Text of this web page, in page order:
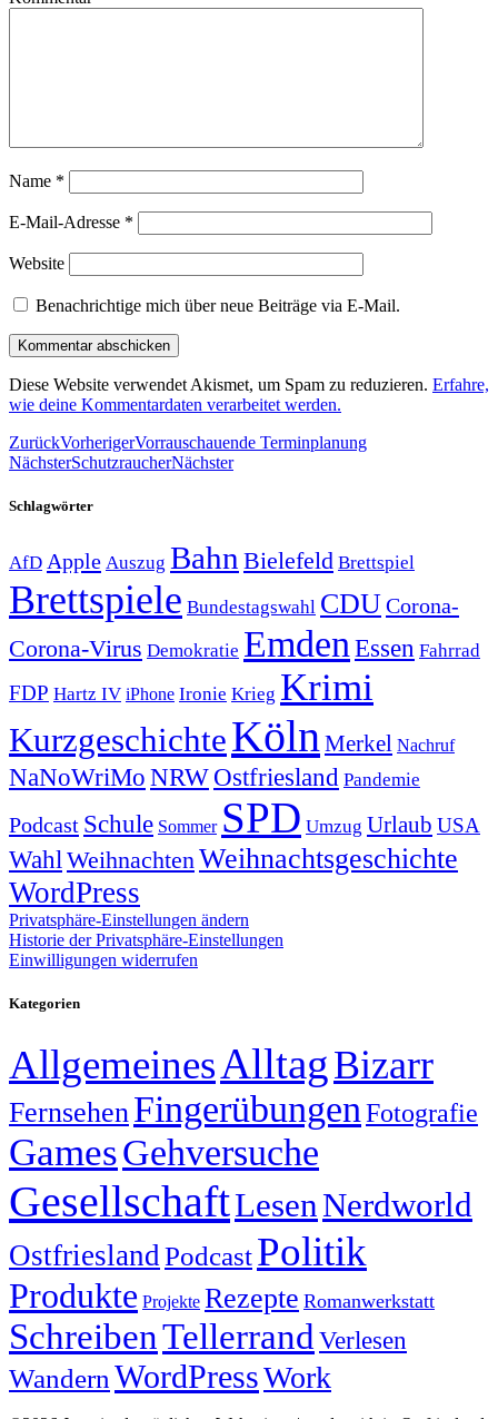
Name *
E-Mail-Adresse *
Website
Benachrichtige mich über neue Beiträge via E-Mail.
Diese Website verwendet Akismet, um Spam zu reduzieren. Erfahre,
wie deine Kommentardaten verarbeitet werden.
ZurückVorherigerVorrauschauende Terminplanung
NächsterSchutzraucherNächster
Schlagwörter
AfD Apple Auszug Bahn Bielefeld Brettspiel
Brettspiele Bundestagswahl CDUCorona-
Corona-Virus Demokratie Emden Essen Fahrrad
FDP Hartz IV iPhone Ironie Krieg Krimi
KurzgeschichteKölnMerkel Nachruf
NaNoWriMo NRWOstfriesland Pandemie
Podcast Schule Sommer SPD Umzug Urlaub USA
WahlWeihnachtenWeihnachtsgeschichte
WordPress
Privatsphäre-Einstellungen ändern
Historie der Privatsphäre-Einstellungen
Einwilligungen widerrufen
Kategorien
AllgemeinesAlltagBizarr
Fernsehen Fingerübungen Fotografie
GamesGehversuche
GesellschaftLesen Nerdworld
Ostfriesland PodcastPolitik
Produkte Projekte Rezepte Romanwerkstatt
SchreibenTellerrand Verlesen
Wandern WordPressWork